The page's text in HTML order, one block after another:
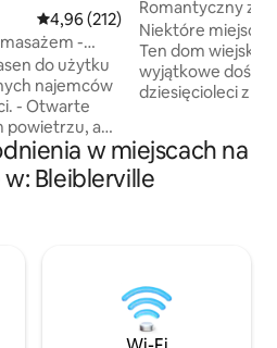
Średnia ocena: 4,96 na 5, liczba
4,96 (212)
-
Brenham
do użytku
najemców
- Otwarte
aby
świeżego
w nocy! -
przez cały
-
drewno
Romantyczny
z stawem i
Niektóre miejsca
Ten dom wiejski z
wyjątkowe
dziesięcioleci
rodzaj spokoju –
wracają.
stawem,
opowiedzenia
sklepy i knajpki w
się w odległości
w miejscach na
Bleiblerville